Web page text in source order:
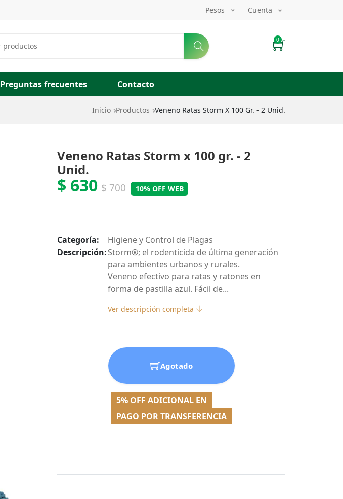
Pesos
Enviar
Cuenta
0
Preguntas frecuentes Contacto
Ruta de navegación
Inicio Productos Veneno Ratas Storm X 100 Gr. - 2 Unid.
Veneno Ratas Storm x 100 gr. - 2
Unid.
$ 630 $ 700 10% OFF WEB
Categoría:
Higiene y Control de Plagas
Descripción:Storm®; el rodenticida de última generación
para ambientes urbanos y rurales.
Veneno efectivo para ratas y ratones en
forma de pastilla azul. Fácil de...
Ver descripción completa
Agotado
5% OFF ADICIONAL EN
PAGO POR TRANSFERENCIA